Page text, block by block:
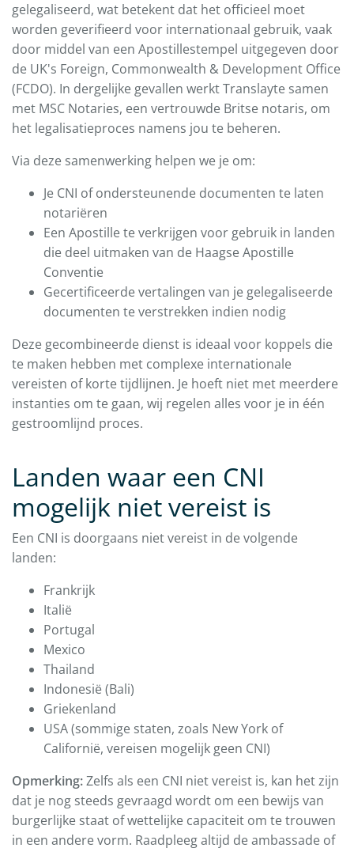
gelegaliseerd, wat betekent dat het officieel moet
worden geverifieerd voor internationaal gebruik, vaak
door middel van een Apostillestempel uitgegeven door
de UK's Foreign, Commonwealth & Development Office
(FCDO). In dergelijke gevallen werkt Translayte samen
met MSC Notaries, een vertrouwde Britse notaris, om
het legalisatieproces namens jou te beheren.
Via deze samenwerking helpen we je om:
Je CNI of ondersteunende documenten te laten
notariëren
Een Apostille te verkrijgen voor gebruik in landen
die deel uitmaken van de Haagse Apostille
Conventie
Gecertificeerde vertalingen van je gelegaliseerde
documenten te verstrekken indien nodig
Deze gecombineerde dienst is ideaal voor koppels die
te maken hebben met complexe internationale
vereisten of korte tijdlijnen. Je hoeft niet met meerdere
instanties om te gaan, wij regelen alles voor je in één
gestroomlijnd proces.
Landen waar een CNI
mogelijk niet vereist is
Een CNI is doorgaans niet vereist in de volgende
landen:
Frankrijk
Italië
Portugal
Mexico
Thailand
Indonesië (Bali)
Griekenland
USA (sommige staten, zoals New York of
Californië, vereisen mogelijk geen CNI)
Opmerking:Zelfs als een CNI niet vereist is, kan het zijn
dat je nog steeds gevraagd wordt om een bewijs van
burgerlijke staat of wettelijke capaciteit om te trouwen
in een andere vorm. Raadpleeg altijd de ambassade of